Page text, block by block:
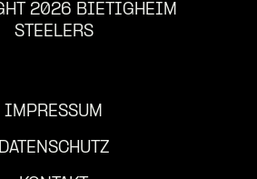
2026 BIETIGHEIM
STEELERS
IMPRESSUM
DATENSCHUTZ